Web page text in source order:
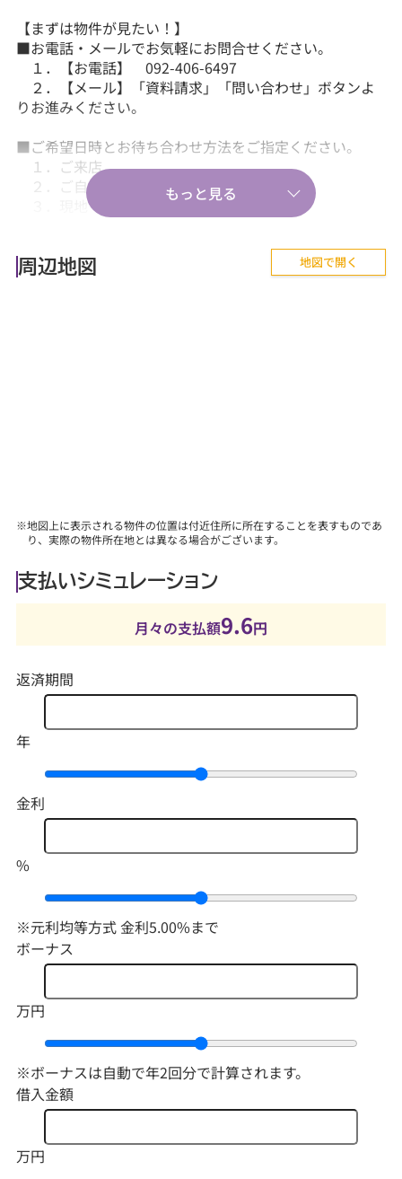
【まずは物件が見たい！】
■お電話・メールでお気軽にお問合せください。
１．【お電話】 092-406-6497
２．【メール】「資料請求」「問い合わせ」ボタンよ
りお進みください。
■ご希望日時とお待ち合わせ方法をご指定ください。
１．ご来店
２．ご自宅送迎
３．現地・最寄駅等でのお待ち合わせ。
■『失敗しない住まい選びのポイント！』、『購入の流
周辺地図 地図で開く
※地図上に表示される物件の位置は付近住所に所在することを表すものであ
り、実際の物件所在地とは異なる場合がございます。
支払いシミュレーション
月々の支払額9.6円
返済期間
年
金利
%
※元利均等方式 金利5.00%まで
ボーナス
万円
※ボーナスは自動で年2回分で計算されます。
借入金額
万円